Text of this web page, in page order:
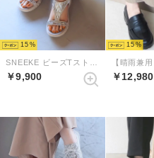
15
￥9,900
15
￥12,980